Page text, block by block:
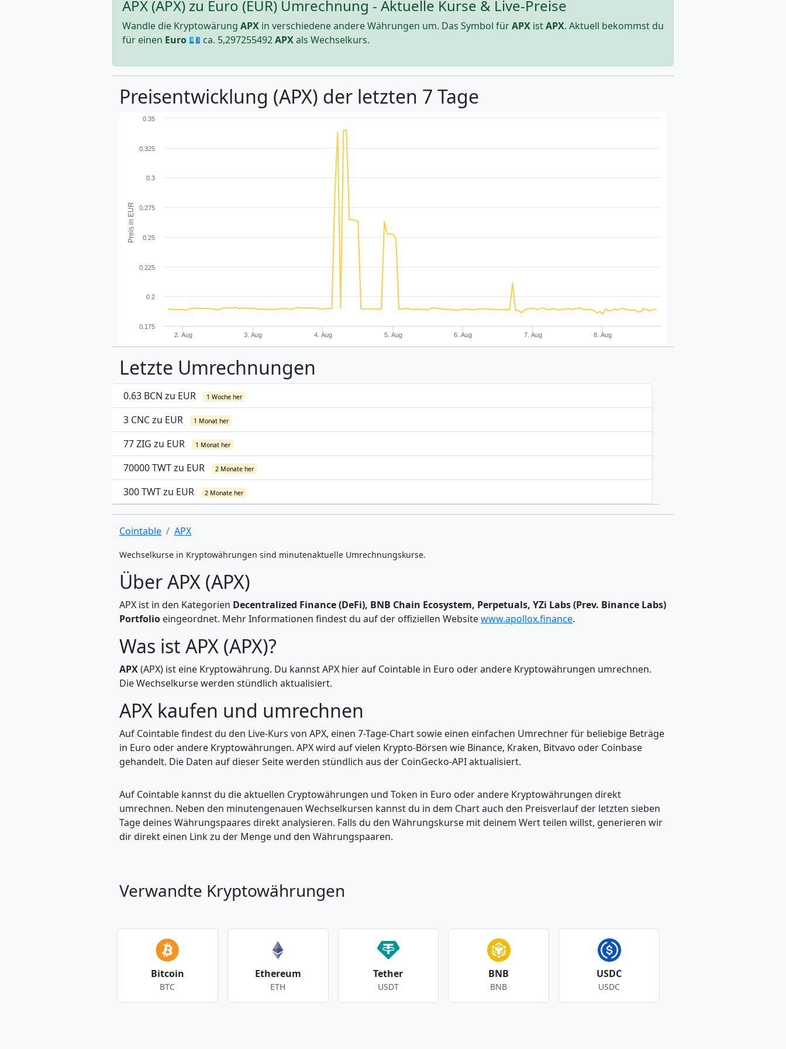
APX (APX) zu Euro (EUR) Umrechnung - Aktuelle Kurse & Live-Preise
Wandle die Kryptowärung APX in verschiedene andere Währungen um. Das Symbol fürAPX istAPX. Aktuell bekommst du
für einen Euro 💶 ca. 5,297255492APXals Wechselkurs.
Preisentwicklung (APX) der letzten 7 Tage
Preis in EUR
2. Aug 3. Aug 4. Aug 5. Aug 6. Aug 7. Aug 8. Aug
0.175
0.2
0.225
0.25
0.275
0.3
0.325
0.35
Letzte Umrechnungen
0.63 BCN zu EUR 1 Woche her
3 CNC zu EUR 1 Monat her
77 ZIG zu EUR 1 Monat her
70000 TWT zu EUR 2 Monate her
300 TWT zu EUR 2 Monate her
Cointable APX
Wechselkurse in Kryptowährungen sind minutenaktuelle Umrechnungskurse.
Über APX (APX)
APX ist in den Kategorien Decentralized Finance (DeFi), BNB Chain Ecosystem, Perpetuals, YZi Labs (Prev. Binance Labs)
Portfolio eingeordnet. Mehr Informationen findest du auf der offiziellen Websitewww.apollox.finance.
Was ist APX (APX)?
APX(APX) ist eine Kryptowährung. Du kannst APX hier auf Cointable in Euro oder andere Kryptowährungen umrechnen.
Die Wechselkurse werden stündlich aktualisiert.
APX kaufen und umrechnen
Auf Cointable findest du den Live-Kurs von APX, einen 7-Tage-Chart sowie einen einfachen Umrechner für beliebige Beträge
in Euro oder andere Kryptowährungen. APX wird auf vielen Krypto-Börsen wie Binance, Kraken, Bitvavo oder Coinbase
gehandelt. Die Daten auf dieser Seite werden stündlich aus der CoinGecko-API aktualisiert.
Auf Cointable kannst du die aktuellen Cryptowährungen und Token in Euro oder andere Kryptowährungen direkt
umrechnen. Neben den minutengenauen Wechselkursen kannst du in dem Chart auch den Preisverlauf der letzten sieben
Tage deines Währungspaares direkt analysieren. Falls du den Währungskurse mit deinem Wert teilen willst, generieren wir
dir direkt einen Link zu der Menge und den Währungspaaren.
Verwandte Kryptowährungen
Bitcoin
BTC
Ethereum
ETH
Tether
USDT
BNB
BNB
USDC
USDC